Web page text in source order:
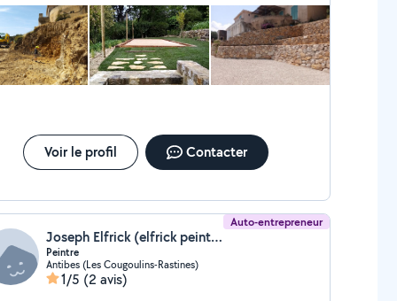
C’est une personne de confiance
Voir le profil Contacter
Auto-entrepreneur
Joseph Elfrick (elfrick peintre)
Peintre
Antibes (Les Cougoulins-Rastines)
1/5 (2 avis)